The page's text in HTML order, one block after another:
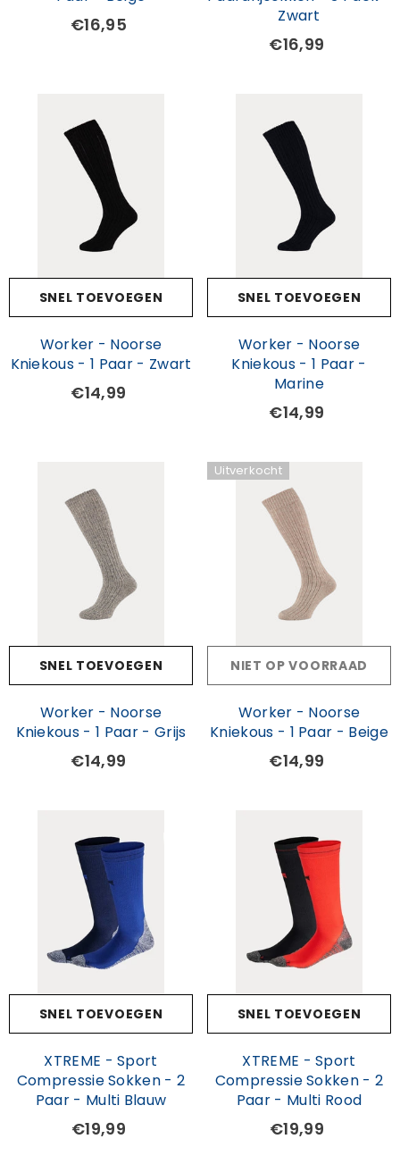
€16,95
Zwart
€16,99
SNEL TOEVOEGEN
Worker - Noorse
Kniekous - 1 Paar - Zwart
€14,99
SNEL TOEVOEGEN
Worker - Noorse
Kniekous - 1 Paar -
Marine
€14,99
SNEL TOEVOEGEN
Worker - Noorse
Kniekous - 1 Paar - Grijs
€14,99
Uitverkocht
NIET OP VOORRAAD
Worker - Noorse
Kniekous - 1 Paar - Beige
€14,99
SNEL TOEVOEGEN
XTREME - Sport
Compressie Sokken - 2
Paar - Multi Blauw
€19,99
SNEL TOEVOEGEN
XTREME - Sport
Compressie Sokken - 2
Paar - Multi Rood
€19,99